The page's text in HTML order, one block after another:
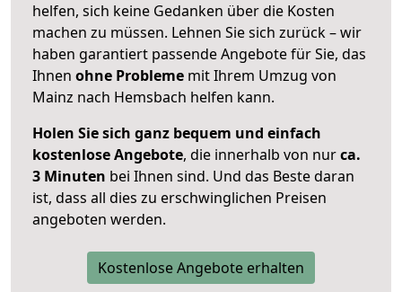
helfen, sich keine Gedanken über die Kosten
machen zu müssen. Lehnen Sie sich zurück – wir
haben garantiert passende Angebote für Sie, das
Ihnen ohne Probleme mit Ihrem Umzug von
Mainz nach Hemsbach helfen kann.
Holen Sie sich ganz bequem und einfach
kostenlose Angebote, die innerhalb von nurca.
3 Minuten bei Ihnen sind. Und das Beste daran
ist, dass all dies zu erschwinglichen Preisen
angeboten werden.
Kostenlose Angebote erhalten